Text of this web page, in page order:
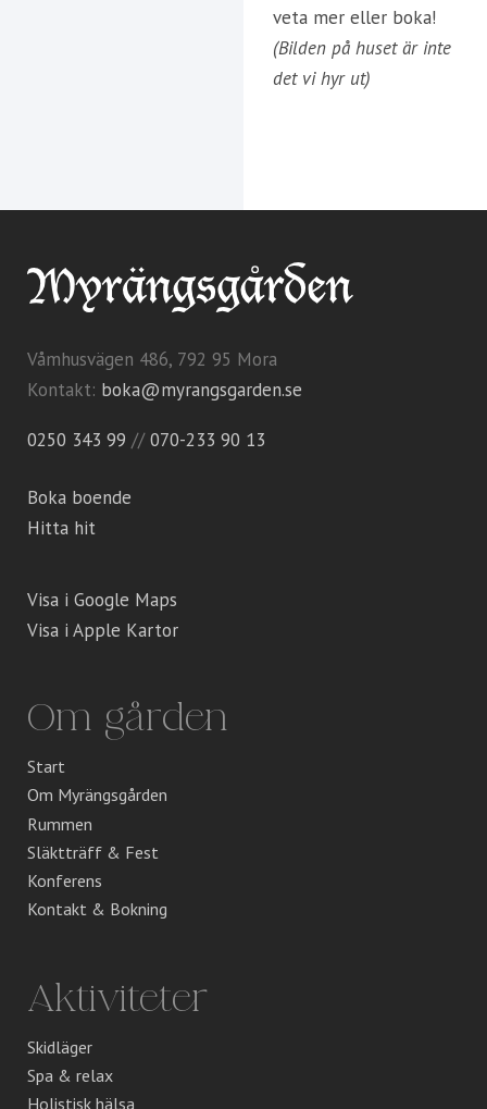
veta mer eller boka!
(Bilden på huset är inte
det vi hyr ut)
Våmhusvägen 486, 792 95 Mora
Kontakt: boka@myrangsgarden.se
0250 343 99 //070-233 90 13
Boka boende
Hitta hit
Visa i Google Maps
Visa i Apple Kartor
Om gården
Start
Om Myrängsgården
Rummen
Släktträff & Fest
Konferens
Kontakt & Bokning
Aktiviteter
Skidläger
Spa & relax
Holistisk hälsa